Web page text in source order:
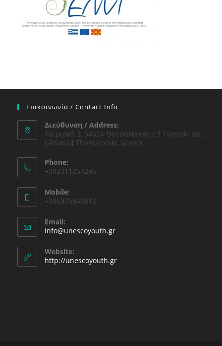
Επικοινωνία / Contact Info
Διεύθυνση / Address:
Τσιμισκή 3, 54624 Θεσσαλονίκη / 3 Tsimiski Str.,
GR54624 Thessaloniki, Greece
Phone:
+302311267295
Mobile:
+306976840812
Email:
info@unescoyouth.grOpens
application
Website:
http://unescoyouth.gr